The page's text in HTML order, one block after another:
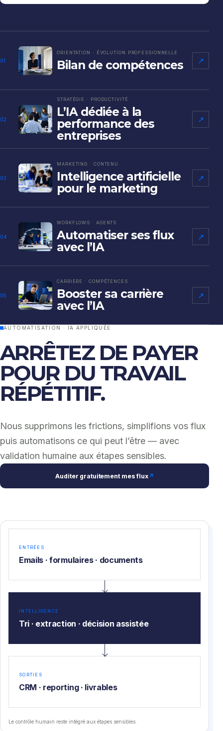
01
ORIENTATION · ÉVOLUTION PROFESSIONNELLE
Bilan de compétences ↗
02
STRATÉGIE · PRODUCTIVITÉ
L’IA dédiée à la
performance des
entreprises
↗
03
MARKETING · CONTENU
Intelligence artificielle
pour le marketing
↗
04
WORKFLOWS · AGENTS
Automatiser ses flux
avec l’IA
↗
05
CARRIÈRE · COMPÉTENCES
Booster sa carrière
avec l’IA
↗
AUTOMATISATION · IA APPLIQUÉE
ARRÊTEZ DE PAYER
POUR DU TRAVAIL
RÉPÉTITIF.
Nous supprimons les frictions, simplifions vos flux
puis automatisons ce qui peut l’être — avec
validation humaine aux étapes sensibles.
Auditer gratuitement mes flux↗
ENTRÉES
Emails · formulaires · documents
INTELLIGENCE
Tri · extraction · décision assistée
SORTIES
CRM · reporting · livrables
Le contrôle humain reste intégré aux étapes sensibles.